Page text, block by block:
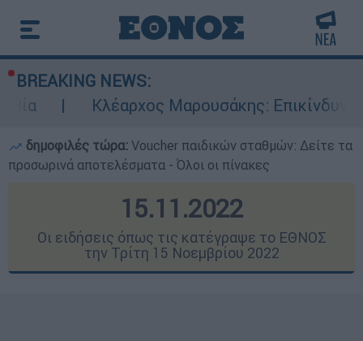
BREAKING NEWS:
Μαρουσάκης: Επικίνδυνες οι
δημοφιλές τώρα: Voucher παιδικών σταθμών: Δείτε τα
προσωρινά αποτελέσματα - Όλοι οι πίνακες
15.11.2022
Οι ειδήσεις όπως τις κατέγραψε το ΕΘΝΟΣ
την Τρίτη 15 Νοεμβρίου 2022